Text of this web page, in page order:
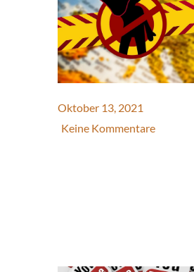
Oktober 13, 2021
Keine Kommentare